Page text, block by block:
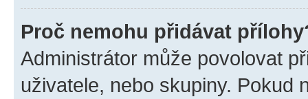
Proč nemohu přidávat
Administrátor může povolovat
uživatele, nebo skupiny. Pokud